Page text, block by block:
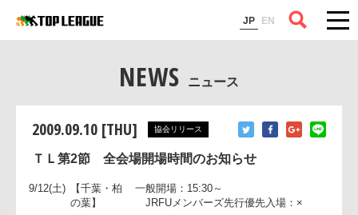
JP EN
コラム
NEWS ニュース
2009.09.10 [THU] 協会リリース
ＴＬ第2節 全会場開場時間のお知らせ
9/12(土) 【千葉・柏
一般開場：15:30～